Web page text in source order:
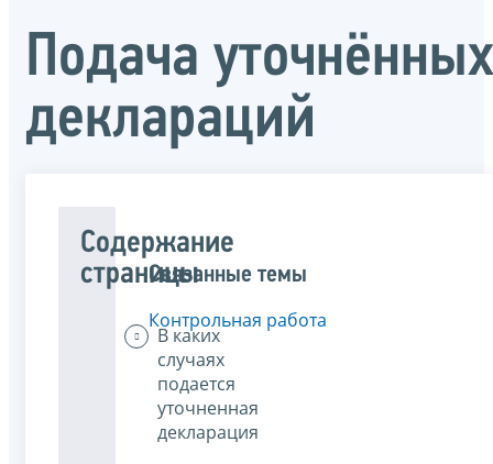
Подача уточнённых
деклараций
Содержание
страницы
В каких
случаях
подается
уточненная
декларация
Связанные темы
Контрольная работа